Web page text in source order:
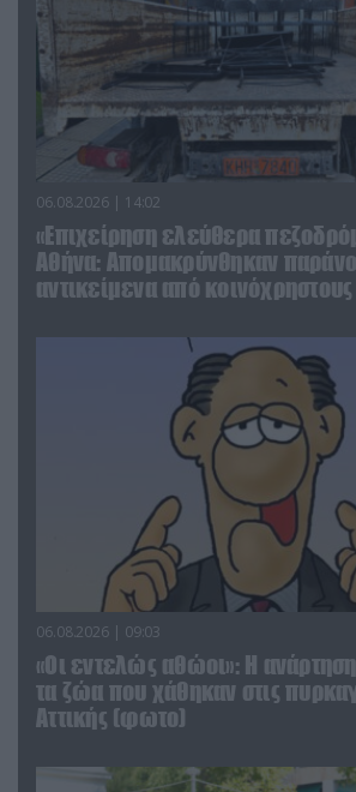
06.08.2026 | 14:02
«Επιχείρηση ελεύθερα
Αθήνα: Απομακρύνθηκαν
αντικείμενα από
06.08.2026 | 09:03
«Οι εντελώς αθώοι»: Η
τα ζώα που χάθηκαν στις
Αττικής (φωτο)